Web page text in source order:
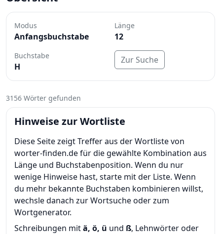
Modus
Anfangsbuchstabe
Länge
12
Buchstabe
H
Zur Suche
3156 Wörter gefunden
Hinweise zur Wortliste
Diese Seite zeigt Treffer aus der Wortliste von
worter-finden.de für die gewählte Kombination aus
Länge und Buchstabenposition. Wenn du nur
wenige Hinweise hast, starte mit der Liste. Wenn
du mehr bekannte Buchstaben kombinieren willst,
wechsle danach zur Wortsuche oder zum
Wortgenerator.
Schreibungen mitä, ö, ü und ß, Lehnwörter oder